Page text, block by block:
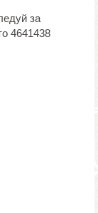
за
4641438